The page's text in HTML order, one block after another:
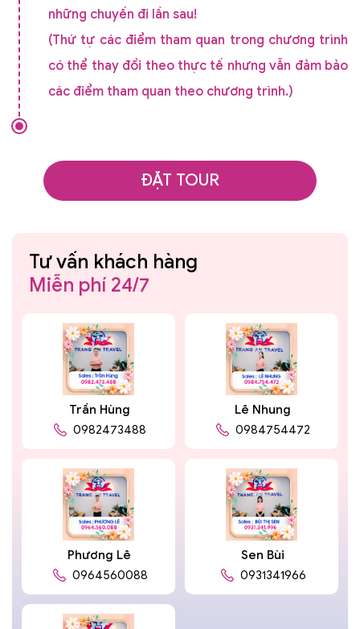
những chuyến đi lần sau!
(Thứ tự các điểm tham quan trong chương trình
có thể thay đổi theo thực tế nhưng vẫn đảm bảo
các điểm tham quan theo chương trình.)
ĐẶT TOUR
Tư vấn khách hàng
Miễn phí 24/7
Trần Hùng
0982473488
Lê Nhung
0984754472
Phương Lê
0964560088
Sen Bùi
0931341966